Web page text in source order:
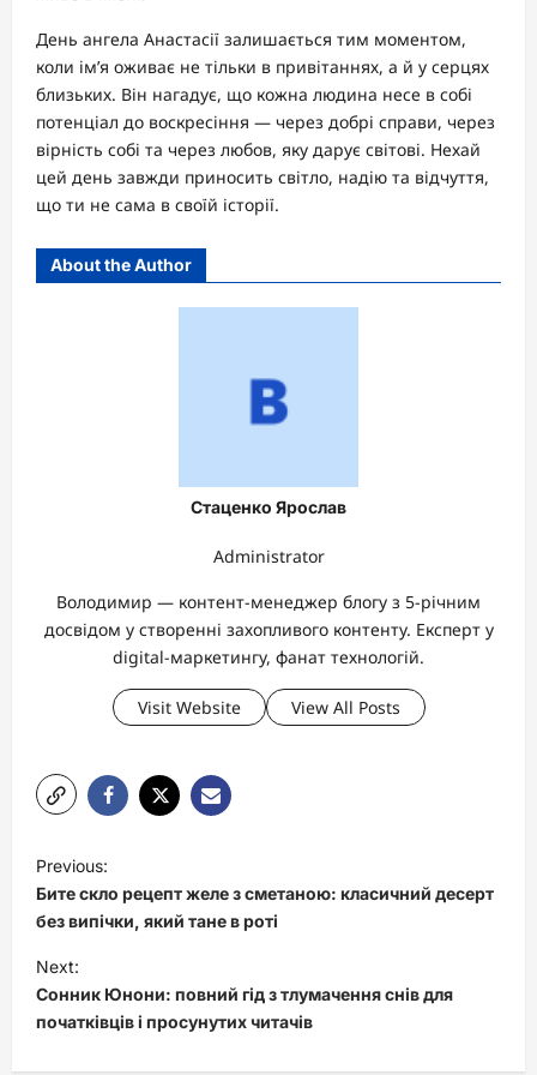
День ангела Анастасії залишається тим моментом,
коли ім’я оживає не тільки в привітаннях, а й у серцях
близьких. Він нагадує, що кожна людина несе в собі
потенціал до воскресіння — через добрі справи, через
вірність собі та через любов, яку дарує світові. Нехай
цей день завжди приносить світло, надію та відчуття,
що ти не сама в своїй історії.
About the Author
Стаценко Ярослав
Administrator
Володимир — контент-менеджер блогу з 5-річним
досвідом у створенні захопливого контенту. Експерт у
digital-маркетингу, фанат технологій.
Visit Website View All Posts
o
s
t
n
a
Previous:
Бите скло рецепт желе з сметаною: класичний десерт
без випічки, який тане в роті
Next:
Сонник Юнони: повний гід з тлумачення снів для
початківців і просунутих читачів